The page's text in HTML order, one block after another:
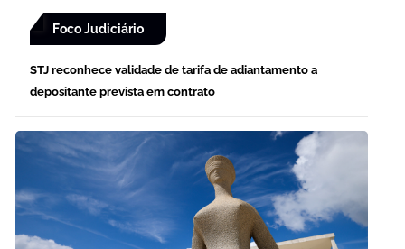
Foco Judiciário
STJ reconhece validade de tarifa de adiantamento a
depositante prevista em contrato